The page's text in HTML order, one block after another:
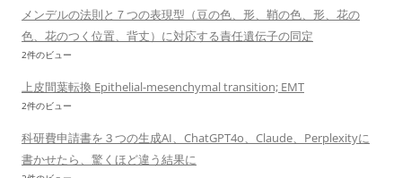
メンデルの法則と７つの表現型（豆の色、形、鞘の色、形、花の
色、花のつく位置、背丈）に対応する責任遺伝子の同定
2件のビュー
上皮間葉転換 Epithelial-mesenchymal transition; EMT
2件のビュー
科研費申請書を３つの生成AI、ChatGPT4o、Claude、Perplexityに
書かせたら、驚くほど違う結果に